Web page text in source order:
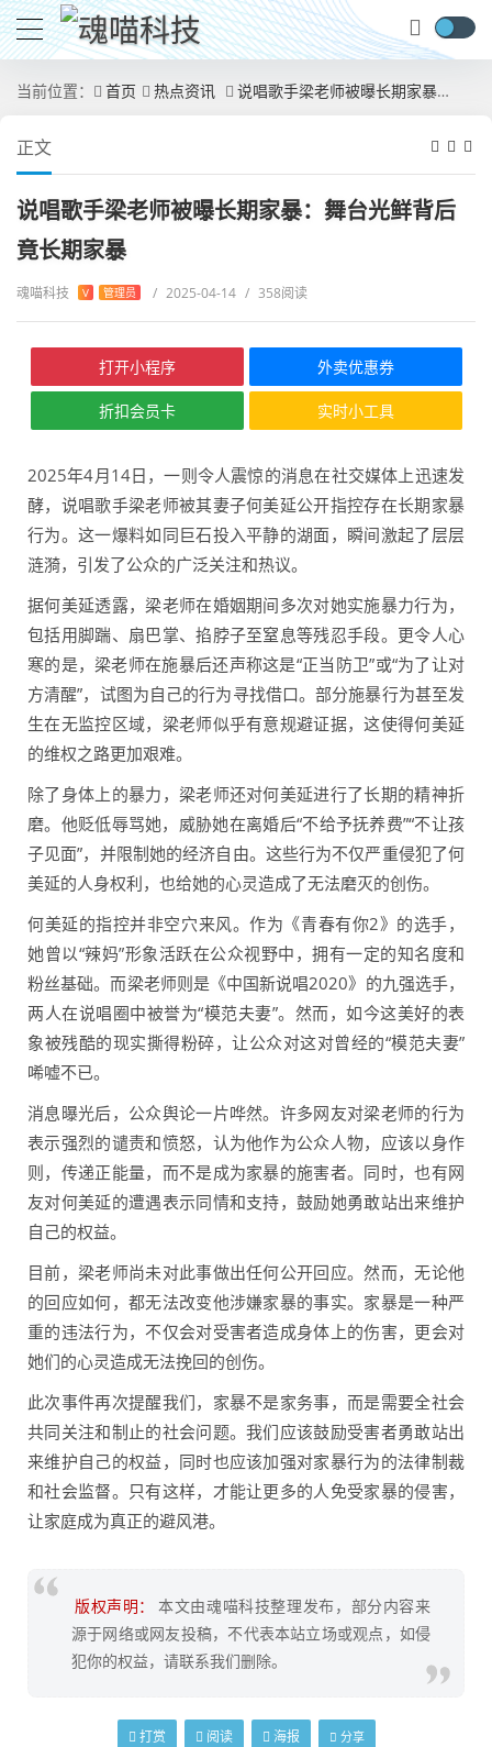
当前位置： 首页 热点资讯 说唱歌手梁老师被曝长期家暴：舞台光鲜背后竟长期家暴
正文
说唱歌手梁老师被曝长期家暴：舞台光鲜背后
竟长期家暴
魂喵科技 V 管理员 / 2025-04-14 / 358阅读
打开小程序 外卖优惠券
折扣会员卡 实时小工具
2025年4月14日，一则令人震惊的消息在社交媒体上迅速发
酵，说唱歌手梁老师被其妻子何美延公开指控存在长期家暴
行为。这一爆料如同巨石投入平静的湖面，瞬间激起了层层
涟漪，引发了公众的广泛关注和热议。
据何美延透露，梁老师在婚姻期间多次对她实施暴力行为，
包括用脚踹、扇巴掌、掐脖子至窒息等残忍手段。更令人心
寒的是，梁老师在施暴后还声称这是“正当防卫”或“为了让对
方清醒”，试图为自己的行为寻找借口。部分施暴行为甚至发
生在无监控区域，梁老师似乎有意规避证据，这使得何美延
的维权之路更加艰难。
除了身体上的暴力，梁老师还对何美延进行了长期的精神折
磨。他贬低辱骂她，威胁她在离婚后“不给予抚养费”“不让孩
子见面”，并限制她的经济自由。这些行为不仅严重侵犯了何
美延的人身权利，也给她的心灵造成了无法磨灭的创伤。
何美延的指控并非空穴来风。作为《青春有你2》的选手，
她曾以“辣妈”形象活跃在公众视野中，拥有一定的知名度和
粉丝基础。而梁老师则是《中国新说唱2020》的九强选手，
两人在说唱圈中被誉为“模范夫妻”。然而，如今这美好的表
象被残酷的现实撕得粉碎，让公众对这对曾经的“模范夫妻”
唏嘘不已。
消息曝光后，公众舆论一片哗然。许多网友对梁老师的行为
表示强烈的谴责和愤怒，认为他作为公众人物，应该以身作
则，传递正能量，而不是成为家暴的施害者。同时，也有网
友对何美延的遭遇表示同情和支持，鼓励她勇敢站出来维护
自己的权益。
目前，梁老师尚未对此事做出任何公开回应。然而，无论他
的回应如何，都无法改变他涉嫌家暴的事实。家暴是一种严
重的违法行为，不仅会对受害者造成身体上的伤害，更会对
她们的心灵造成无法挽回的创伤。
此次事件再次提醒我们，家暴不是家务事，而是需要全社会
共同关注和制止的社会问题。我们应该鼓励受害者勇敢站出
来维护自己的权益，同时也应该加强对家暴行为的法律制裁
和社会监督。只有这样，才能让更多的人免受家暴的侵害，
让家庭成为真正的避风港。
版权声明：
本文由魂喵科技整理发布，部分内容来
源于网络或网友投稿，不代表本站立场或观点，如侵
犯你的权益，请联系我们删除。
打赏 阅读 海报 分享